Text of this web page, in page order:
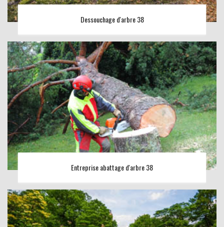
Dessouchage d'arbre 38
Entreprise abattage d'arbre 38